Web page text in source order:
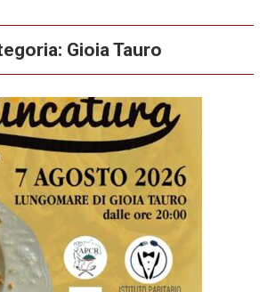
Gioia Tauro